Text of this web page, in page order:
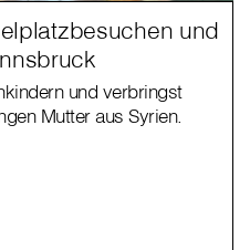
und
und verbringst
Mutter aus Syrien.